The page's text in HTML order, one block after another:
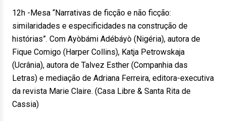
12h -Mesa “Narrativas de ficção e não ficção:
similaridades e especificidades na construção de
histórias”. Com Ayòbámi Adébáyò (Nigéria), autora de
Fique Comigo (Harper Collins), Katja Petrowskaja
(Ucrânia), autora de Talvez Esther (Companhia das
Letras) e mediação de Adriana Ferreira, editora-executiva
da revista Marie Claire. (Casa Libre & Santa Rita de
Cassia)